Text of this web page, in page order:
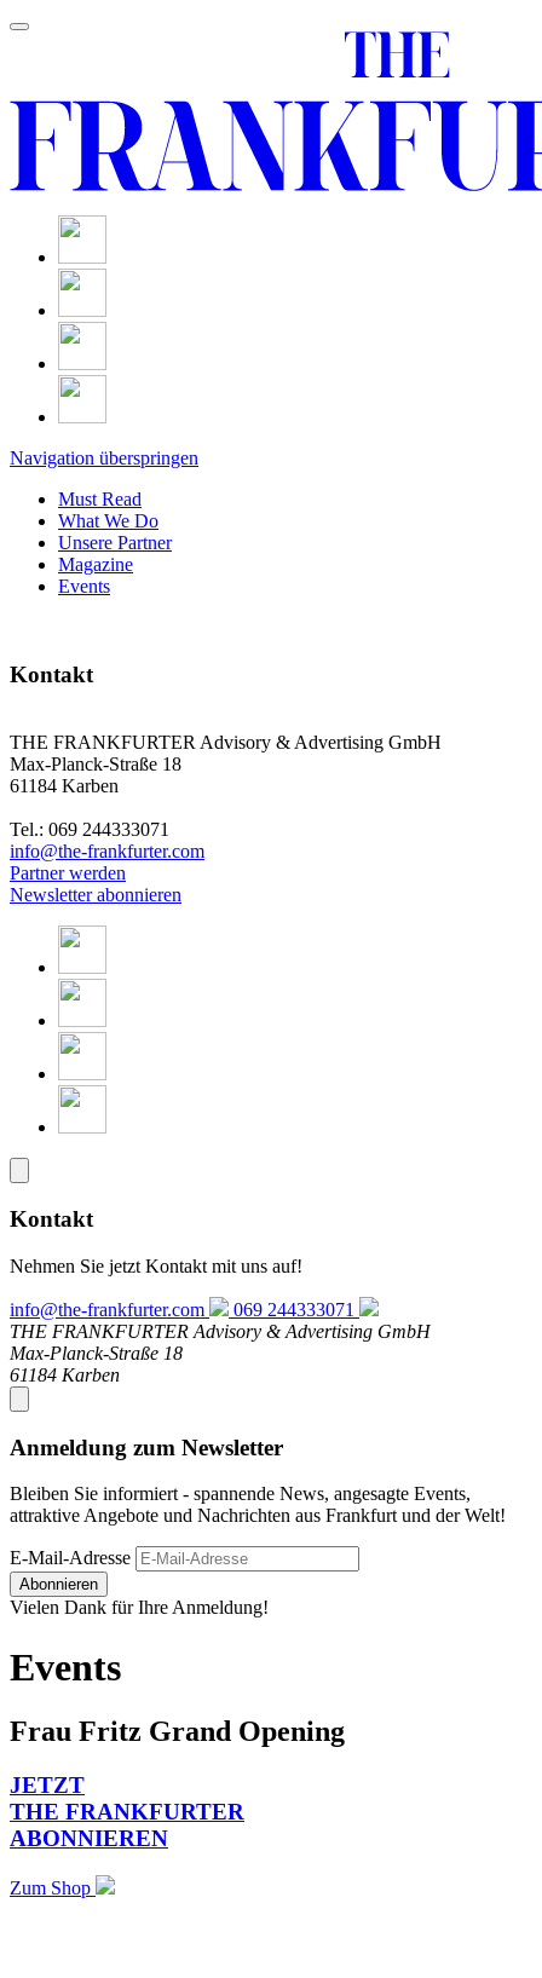
Navigation überspringen
Must Read
What We Do
Unsere Partner
Magazine
Events
Kontakt
THE FRANKFURTER Advisory & Advertising GmbH
Max-Planck-Straße 18
61184 Karben
Tel.: 069 244333071
info@the-frankfurter.com
Partner werden
Newsletter abonnieren
Kontakt
Nehmen Sie jetzt Kontakt mit uns auf!
info@the-frankfurter.com
069 244333071
THE FRANKFURTER Advisory & Advertising GmbH
Max-Planck-Straße 18
61184 Karben
Anmeldung zum Newsletter
Bleiben Sie informiert - spannende News, angesagte Events,
attraktive Angebote und Nachrichten aus Frankfurt und der Welt!
E-Mail-Adresse
Abonnieren
Vielen Dank für Ihre Anmeldung!
Events
Frau Fritz Grand Opening
JETZT
THE FRANKFURTER
ABONNIEREN
Zum Shop